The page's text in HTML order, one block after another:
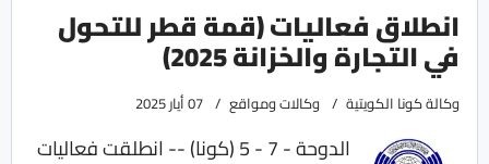
انطلاق فعاليات (قمة قطر للتحول
في التجارة والخزانة 2025)
وكالة كونا الكويتية وكالات ومواقع 07 أيار 2025
الدوحة - 7 - 5 (كونا) -- انطلقت فعاليات